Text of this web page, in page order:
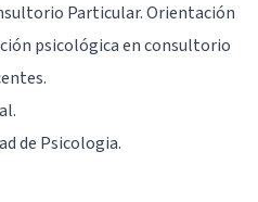
Particular. Orientación
psicológica en consultorio
de Psicologia.